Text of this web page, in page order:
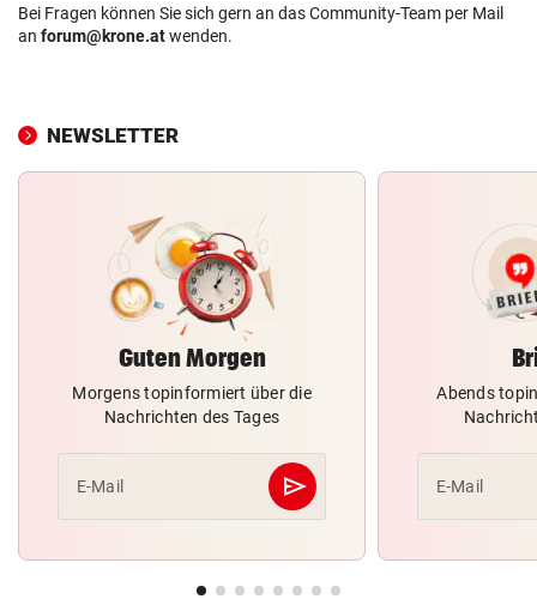
Bei Fragen können Sie sich gern an das Community-Team per Mail
an forum@krone.atwenden.
NEWSLETTER
Guten Morgen
Morgens topinformiert über die
Nachrichten des Tages
E-Mail send
Abschicken
Abends
E-Mail